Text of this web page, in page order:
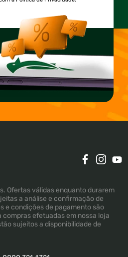
Ofertas válidas enquanto durarem
a análise e confirmação de
e condições de pagamento são
efetuadas em nossa loja
sujeitos a disponibilidade de